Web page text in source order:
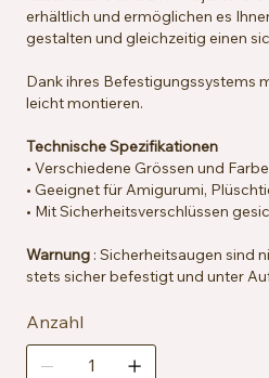
erhältlich und ermöglichen es
gestalten und gleichzeitig einen
Dank ihres Befestigungssystems
leicht montieren.
Technische Spezifikationen
• Verschiedene Grössen und
• Geeignet für Amigurumi,
• Mit Sicherheitsverschlüssen
Warnung : Sicherheitsaugen sind
stets sicher befestigt und unter
Anzahl